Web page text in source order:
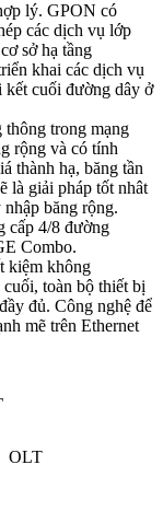
lý. GPON có
các dịch vụ lớp
sở hạ tầng
khai các dịch vụ
kết cuối đường dây ở
thông trong mạng
rộng và có tính
thành hạ, băng tần
là giải pháp tốt nhât
băng rộng.
cấp 4/8 đường
Combo.
kiệm không
toàn bộ thiết bị
đủ. Công nghệ để
mẽ trên Ethernet